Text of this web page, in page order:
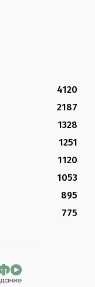
4120
2187
1328
1251
1120
1053
895
775